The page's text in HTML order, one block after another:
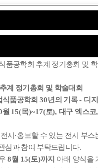
학회
품공학회 추계 정기총회 및
계 정기총회 및 학술대회
식품공학회30년의 기록- 디
월 15(목)~17(토),대구 엑스코,
시 ·홍보할 수 있는 전시 부스
심과 참여 부탁드립니다.
8월 15(토)까지 아래 양식을